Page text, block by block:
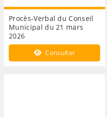
Procès-Verbal du Conseil
Municipal du 21 mars
2026
Consulter